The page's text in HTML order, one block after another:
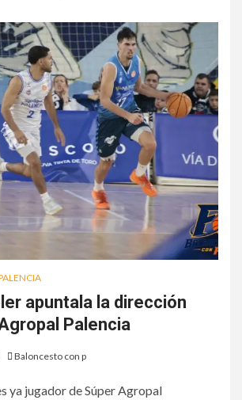
apuntala la dirección
Palencia
Baloncesto con p
ya jugador de Súper Agropal